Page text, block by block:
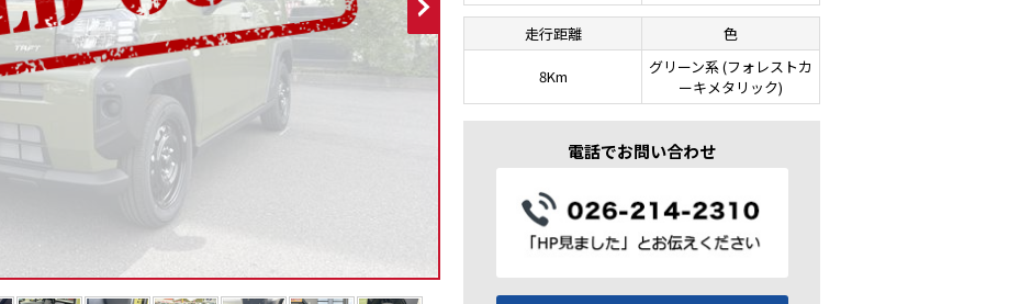
走行距離 色
8Km
グリーン系 (フォレストカ
ーキメタリック)
電話でお問い合わせ